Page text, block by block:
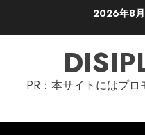
2026年8
PR：本サイトにはプ